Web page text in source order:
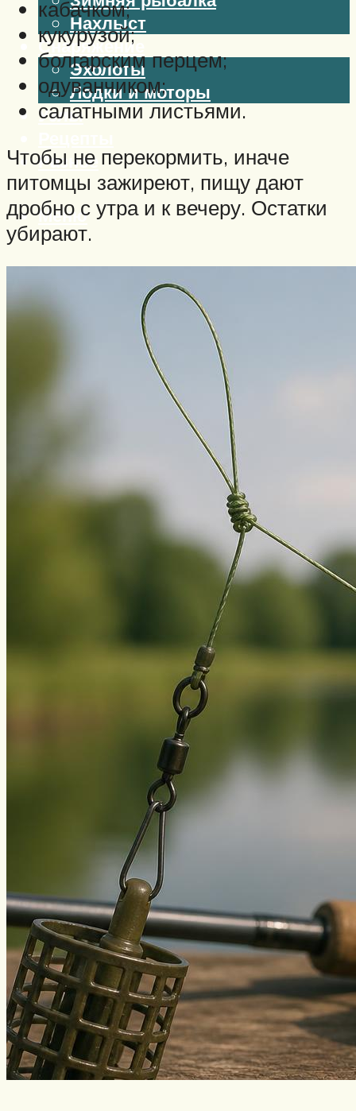
Нахлыст
Снаряжение
Эхолоты
Лодки и моторы
Узлы
Разное
Меню
кабачком;
кукурузой;
болгарским перцем;
одуванчиком;
салатными листьями.
Чтобы не перекормить, иначе
питомцы зажиреют, пищу дают
дробно с утра и к вечеру. Остатки
убирают.